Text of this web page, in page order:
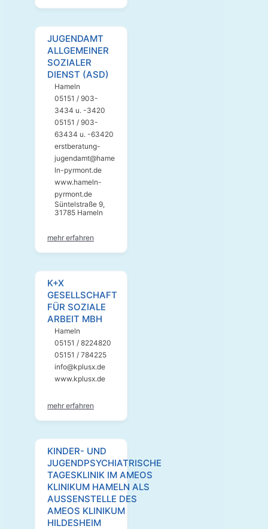
JUGENDAMT
ALLGEMEINER
SOZIALER
DIENST (ASD)
Hameln
05151 / 903-
3434 u. -3420
05151 / 903-
63434 u. -63420
erstberatung-
jugendamt@hame
ln-pyrmont.de
www.hameln-
pyrmont.de
Süntelstraße 9,
31785 Hameln
mehr erfahren
K+X
GESELLSCHAFT
FÜR SOZIALE
ARBEIT MBH
Hameln
05151 / 8224820
05151 / 784225
info@kplusx.de
www.kplusx.de
mehr erfahren
KINDER- UND
JUGENDPSYCHIATRISCHE
TAGESKLINIK IM AMEOS
KLINIKUM HAMELN ALS
AUSSENSTELLE DES A
MEOS KLINIKUM H
ILDESHEIM